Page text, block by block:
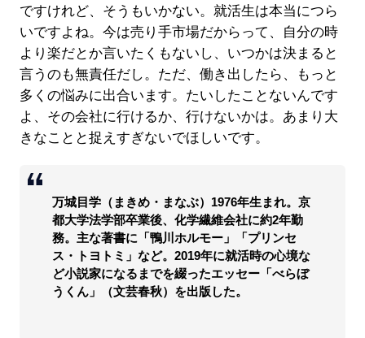
ですけれど、そうもいかない。就活生は本当につら
いですよね。今は売り手市場だからって、自分の時
より楽だとか言いたくもないし、いつかは決まると
言うのも無責任だし。ただ、働き出したら、もっと
多くの悩みに出合います。たいしたことないんです
よ、その会社に行けるか、行けないかは。あまり大
きなことと捉えすぎないでほしいです。
万城目学（まきめ・まなぶ）1976年生まれ。京
都大学法学部卒業後、化学繊維会社に約2年勤
務。主な著書に「鴨川ホルモー」「プリンセ
ス・トヨトミ」など。2019年に就活時の心境な
ど小説家になるまでを綴ったエッセー「べらぼ
うくん」（文芸春秋）を出版した。